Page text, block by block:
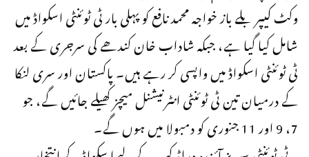
وکٹ کیپر بلے باز خواجہ محمد نافع کو پہلی بار ٹی ٹوئنٹی اسکواڈ میں
شامل کیا گیا ہے، جبکہ شاداب خان کندھے کی سرجری کے بعد
ٹی ٹوئنٹی اسکواڈ میں واپسی کر رہے ہیں۔ پاکستان اور سری لنکا
کے درمیان تین ٹی ٹوئنٹی انٹرنیشنل میچز کھیلے جائیں گے، جو
7، 9 اور 11 جنوری کو دمبولا میں ہوں گے۔